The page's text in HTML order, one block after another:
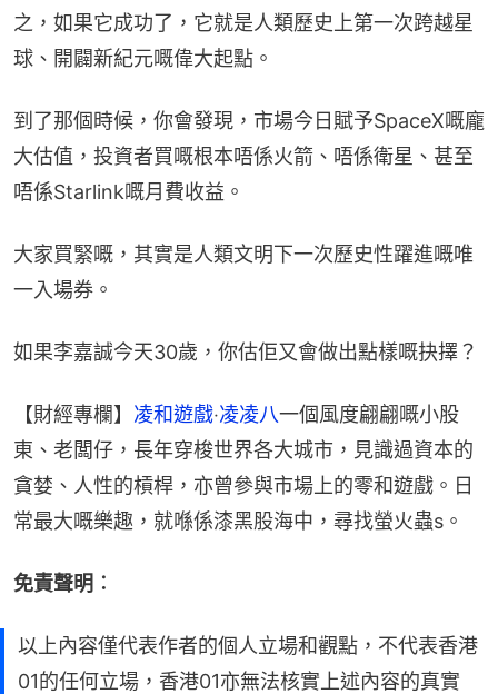
之，如果它成功了，它就是人類歷史上第一次跨越星
球、開闢新紀元嘅偉大起點。
到了那個時候，你會發現，市場今日賦予SpaceX嘅龐
大估值，投資者買嘅根本唔係火箭、唔係衛星、甚至
唔係Starlink嘅月費收益。
大家買緊嘅，其實是人類文明下一次歷史性躍進嘅唯
一入場券。
如果李嘉誠今天30歲，你估佢又會做出點樣嘅抉擇？
【財經專欄】 凌和遊戲‧凌凌八一個風度翩翩嘅小股
東、老闆仔，長年穿梭世界各大城市，見識過資本的
貪婪、人性的槓桿，亦曾參與市場上的零和遊戲。日
常最大嘅樂趣，就喺係漆黑股海中，尋找螢火蟲s。
免責聲明︰
以上內容僅代表作者的個人立場和觀點，不代表香港
01的任何立場，香港01亦無法核實上述內容的真實